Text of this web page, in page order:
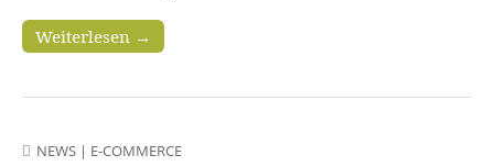
Weiterlesen →
NEWS | E-COMMERCE